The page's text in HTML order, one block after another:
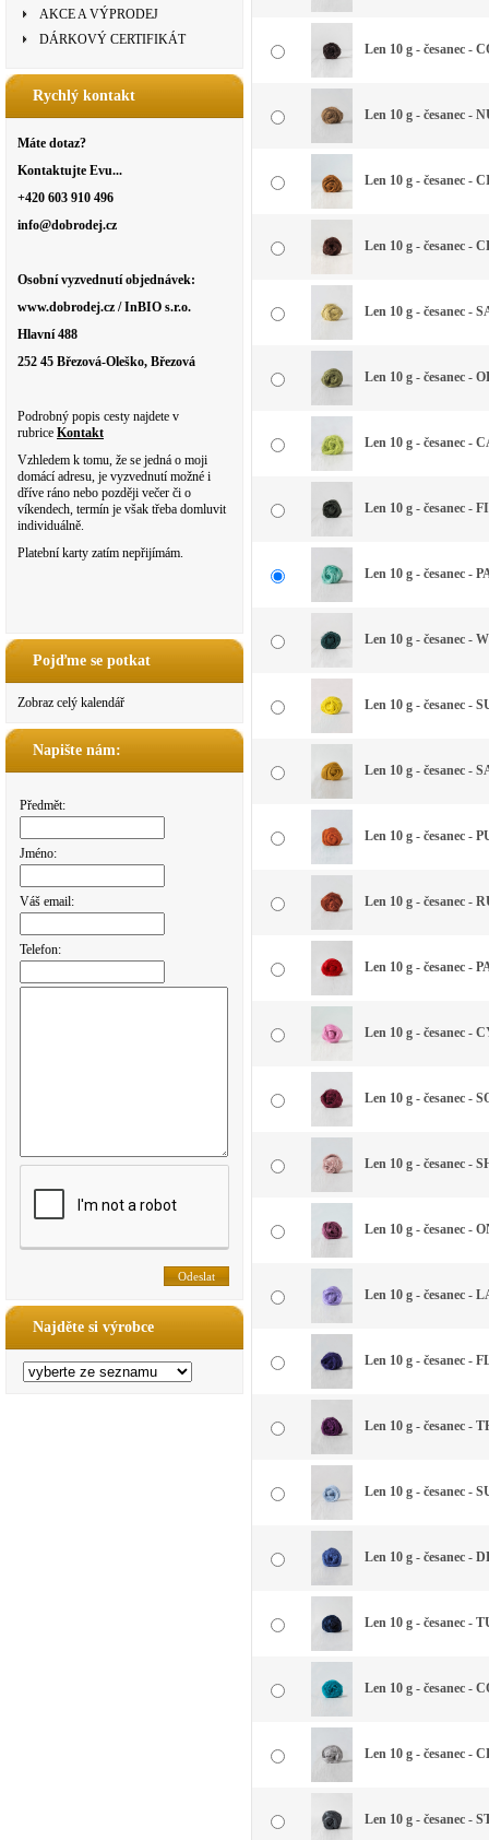
AKCE A VÝPRODEJ
DÁRKOVÝ CERTIFIKÁT
Rychlý kontakt
Máte dotaz?
Kontaktujte Evu...
+420 603 910 496
info@dobrodej.cz
Osobní vyzvednutí objednávek:
www.dobrodej.cz / InBIO s.r.o.
Hlavní 488
252 45 Březová-Oleško, Březová
Podrobný popis cesty najdete v
rubrice Kontakt
Vzhledem k tomu, že se jedná o moji
domácí adresu, je vyzvednutí možné i
dříve ráno nebo později večer či o
víkendech, termín je však třeba domluvit
individuálně.
Platební karty zatím nepřijímám.
Pojďme se potkat
Zobraz celý kalendář
Napište nám:
Předmět:
Jméno:
Váš email:
Telefon:
Najděte si výrobce
Len 10 g - česanec -
Len 10 g - česanec -
Len 10 g - česanec -
Len 10 g - česanec -
Len 10 g - česanec -
Len 10 g - česanec -
Len 10 g - česanec -
Len 10 g - česanec -
Len 10 g - česanec -
Len 10 g - česanec -
Len 10 g - česanec -
Len 10 g - česanec -
Len 10 g - česanec -
Len 10 g - česanec -
Len 10 g - česanec -
Len 10 g - česanec -
Len 10 g - česanec -
Len 10 g - česanec -
Len 10 g - česanec -
Len 10 g - česanec -
Len 10 g - česanec -
Len 10 g - česanec -
Len 10 g - česanec -
Len 10 g - česanec -
Len 10 g - česanec -
Len 10 g - česanec -
Len 10 g - česanec -
Len 10 g - česanec -